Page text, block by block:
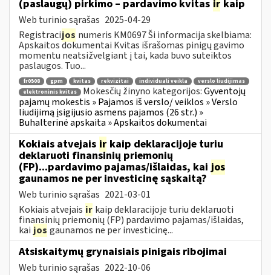
(paslaugų) pirkimo – pardavimo kvitas ir kaip
Web turinio sąrašas 2025-04-29
Registracijos numeris KM0697 Ši informacija skelbiama:
Apskaitos dokumentai Kvitas išrašomas pinigų gavimo
momentu neatsižvelgiant į tai, kada buvo suteiktos
paslaugos. Tuo...
fr0508 gpm kvitas rekvizitai individuali veikla
verslo liudijimas
elektroninis kvitas
Mokesčių žinyno kategorijos:Gyventojų
pajamų mokestis » Pajamos iš verslo/ veiklos » Verslo
liudijimą įsigijusio asmens pajamos (26 str.) »
Buhalterinė apskaita » Apskaitos dokumentai
Kokiais atvejais ir kaip deklaracijoje turiu
deklaruoti finansinių priemonių
(FP)...pardavimo pajamas/išlaidas, kai jos
gaunamos ne per investicinę sąskaitą?
Web turinio sąrašas 2021-03-01
Kokiais atvejais ir kaip deklaracijoje turiu deklaruoti
finansinių priemonių (FP) pardavimo pajamas/išlaidas,
kai jos gaunamos ne per investicinę...
Atsiskaitymų grynaisiais pinigais ribojimai
Web turinio sąrašas 2022-10-06